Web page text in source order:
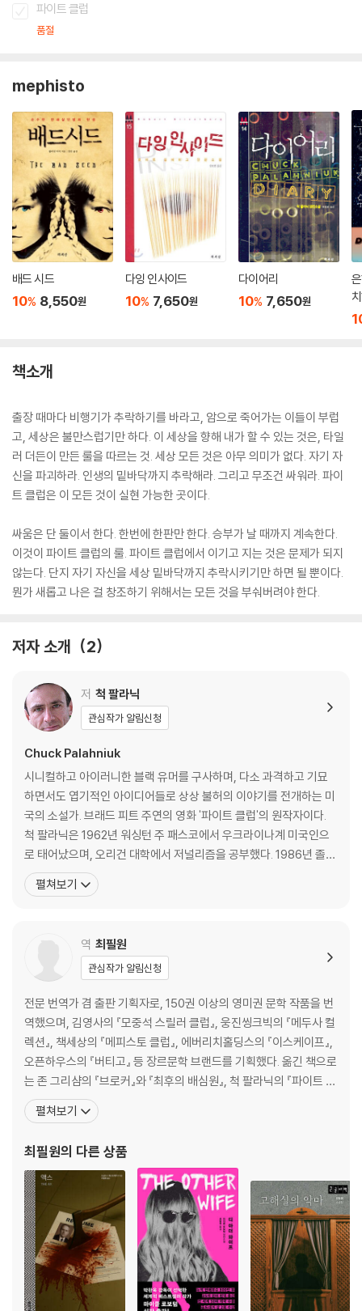
파이트 클럽
품절
mephisto
배드 시드
10% 8,550원
다잉 인사이드
10% 7,650원
다이어리
10% 7,650원
책소개
출장 때마다 비행기가 추락하기를 바라고, 암으로 죽어가는 이들이 부럽
고, 세상은 불만스럽기만 하다. 이 세상을 향해 내가 할 수 있는 것은, 타일
러 더든이 만든 룰을 따르는 것. 세상 모든 것은 아무 의미가 없다. 자기 자
신을 파괴하라. 인생의 밑바닥까지 추락해라. 그리고 무조건 싸워라. 파이
트 클럽은 이 모든 것이 실현 가능한 곳이다.
싸움은 단 둘이서 한다. 한번에 한판만 한다. 승부가 날 때까지 계속한다.
이것이 파이트 클럽의 룰. 파이트 클럽에서 이기고 지는 것은 문제가 되지
않는다. 단지 자기 자신을 세상 밑바닥까지 추락시키기만 하면 될 뿐이다.
뭔가 새롭고 나은 걸 창조하기 위해서는 모든 것을 부숴버려야 한다.
저자 소개 2
저 척 팔라닉
관심작가 알림신청
Chuck Palahniuk
시니컬하고 아이러니한 블랙 유머를 구사하며, 다소 과격하고 기묘
하면서도 엽기적인 아이디어들로 상상 불허의 이야기를 전개하는 미
국의 소설가. 브래드 피트 주연의 영화 '파이트 클럽'의 원작자이다.
척 팔라닉은 1962년 워싱턴 주 패스코에서 우크라이나계 미국인으
로 태어났으며, 오리건 대학에서 저널리즘을 공부했다. 1986년 졸업
후 포틀랜드의 지역 신문사에서 저널리스트로 잠시 일했다. 컨테이너
화물열차의 디젤 엔진 수리공으로 일하기도 했던 소설가로 성공적인
펼쳐보기
역 최필원
관심작가 알림신청
전문 번역가 겸 출판 기획자로, 150권 이상의 영미권 문학 작품을 번
역했으며, 김영사의 『모중석 스릴러 클럽』, 웅진씽크빅의 『메두사 컬
렉션』, 책세상의 『메피스토 클럽』, 에버리치홀딩스의 『이스케이프』,
오픈하우스의 『버티고』 등 장르문학 브랜드를 기획했다. 옮긴 책으로
는 존 그리샴의 『브로커』와 『최후의 배심원』, 척 팔라닉의 『파이트 클
럽』과 『서바이버』를 비롯 해 로버트 러들럼의 『본 아이덴티티』, 제프
리 디버의 『소녀의 무덤』, 할런 코벤의 『단 한 번의 시선』, 마이클 로
그리니의 『그레이맨』 등이
펼쳐보기
최필원의 다른 상품